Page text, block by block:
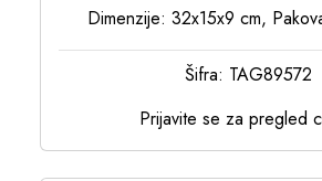
Dimenzije: 32x15x9 cm,
Šifra: TAG89572
Prijavite se za pregled